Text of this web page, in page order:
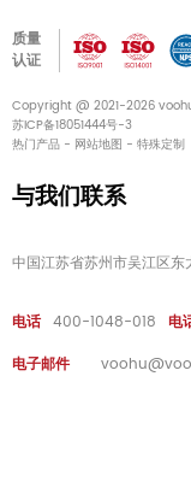
质量
认证
Copyright @ 2021-2026
苏ICP备18051444号-3
热门产品 - 网站地图 - 特殊定制
与我们联系
中国江苏省苏州市吴江区东
电话 400-1048-018 电
电子邮件